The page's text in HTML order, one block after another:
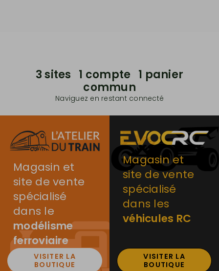
3 sites 1 compte 1 panier
commun
Naviguez en restant connecté
Magasin et
site de vente
spécialisé
dans le
modélisme
ferroviaire
VISITER LA
BOUTIQUE
Magasin et
site de vente
spécialisé
dans les
véhicules RC
VISITER LA
BOUTIQUE